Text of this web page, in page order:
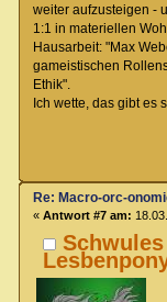
weiter aufzusteigen -
1:1 in materiellen
Hausarbeit: "Max
gameistischen
Ethik".
Ich wette, das gibt es
Schwules
Re: Macro-orc-
« Antwort #7 am: